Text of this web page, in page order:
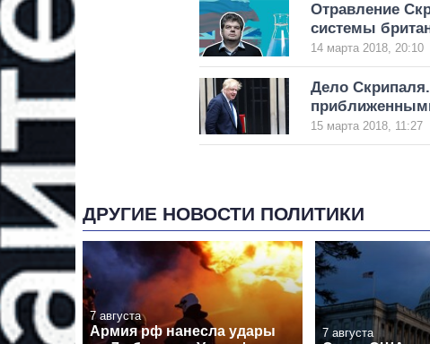
Отравление
системы
14 марта 2018, 20:10
Дело
15 марта 2018, 11:27
ДРУГИЕ НОВОСТИ ПОЛИТИКИ
7 августа
Армия рф нанесла удары
7 августа